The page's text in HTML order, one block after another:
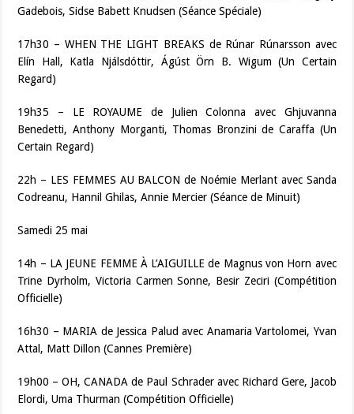
Gadebois, Sidse Babett Knudsen (Séance Spéciale)
17h30 – WHEN THE LIGHT BREAKS de Rúnar Rúnarsson avec
Elín Hall, Katla Njálsdóttir, Ágúst Örn B. Wigum (Un Certain
Regard)
19h35 – LE ROYAUME de Julien Colonna avec Ghjuvanna
Benedetti, Anthony Morganti, Thomas Bronzini de Caraffa (Un
Certain Regard)
22h – LES FEMMES AU BALCON de Noémie Merlant avec Sanda
Codreanu, Hannil Ghilas, Annie Mercier (Séance de Minuit)
Samedi 25 mai
14h – LA JEUNE FEMME À L’AIGUILLE de Magnus von Horn avec
Trine Dyrholm, Victoria Carmen Sonne, Besir Zeciri (Compétition
Officielle)
16h30 – MARIA de Jessica Palud avec Anamaria Vartolomei, Yvan
Attal, Matt Dillon (Cannes Première)
19h00 – OH, CANADA de Paul Schrader avec Richard Gere, Jacob
Elordi, Uma Thurman (Compétition Officielle)